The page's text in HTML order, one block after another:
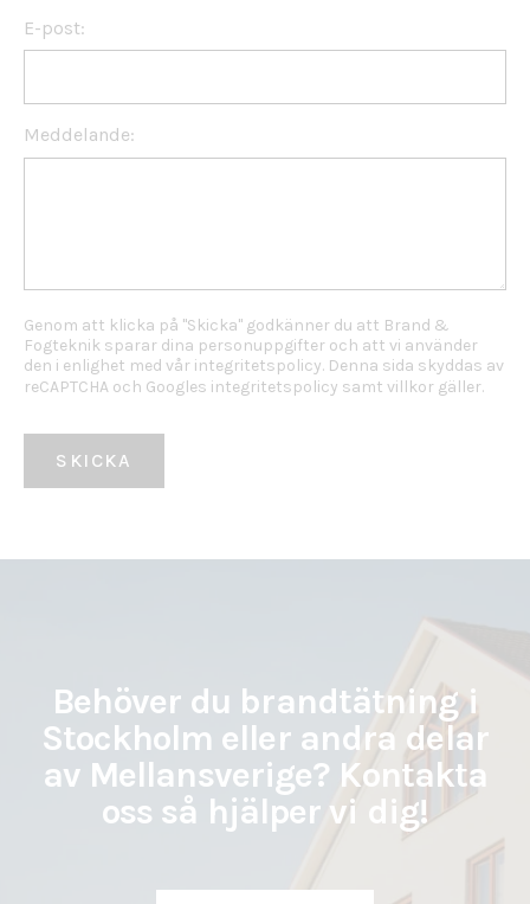
E-post:
Meddelande:
Genom att klicka på "Skicka" godkänner du att Brand &
Fogteknik sparar dina personuppgifter och att vi använder
den i enlighet med vår integritetspolicy. Denna sida skyddas av
reCAPTCHA och Googles integritetspolicy samt villkor gäller.
Behöver du brandtätning i
Stockholm eller andra delar
av Mellansverige? Kontakta
oss så hjälper vi dig!